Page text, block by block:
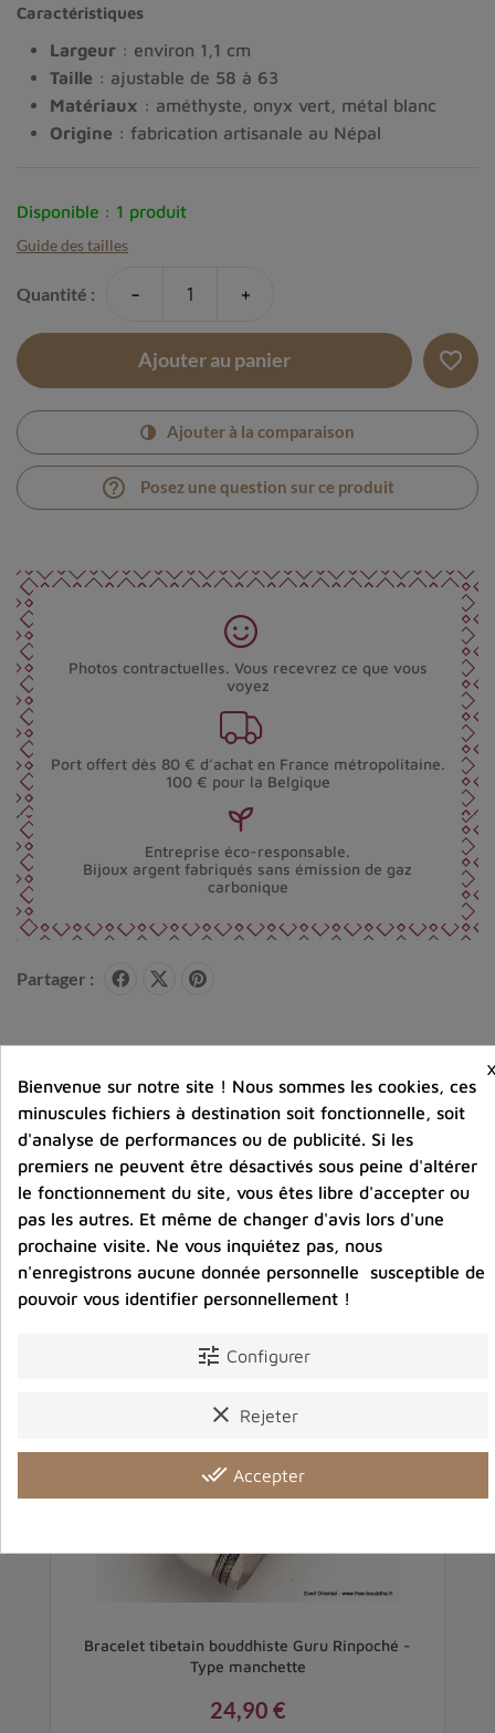
Caractéristiques
Largeur : environ 1,1 cm
Taille : ajustable de 58 à 63
Matériaux : améthyste, onyx vert, métal blanc
Origine : fabrication artisanale au Népal
Disponible : 1 produit
Guide des tailles
Quantité : - +
Ajouter au panier favorite_border
Ajouter à la comparaison
help_outline Posez une question sur ce produit
Photos contractuelles. Vous recevrez ce que vous
voyez
Port offert dès 80 € d’achat en France métropolitaine.
100 € pour la Belgique
Entreprise éco-responsable.
Bijoux argent fabriqués sans émission de gaz
carbonique
Partager :
Vous aimerez aussi
Bracelet tibetain bouddhiste Guru Rinpoché -
Type manchette
24,90 €
Bienvenue sur notre site ! Nous sommes les cookies, ces
minuscules fichiers à destination soit fonctionnelle, soit
d'analyse de performances ou de publicité. Si les
premiers ne peuvent être désactivés sous peine d'altérer
le fonctionnement du site, vous êtes libre d'accepter ou
pas les autres. Et même de changer d'avis lors d'une
prochaine visite. Ne vous inquiétez pas, nous
n'enregistrons aucune donnée personnelle susceptible de
pouvoir vous identifier personnellement !
tune Configurer
clear Rejeter
done_all Accepter